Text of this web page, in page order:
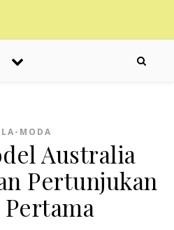
MODA
Australia
Pertunjukan
Pertama